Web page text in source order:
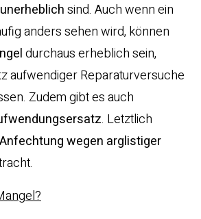
sind. Auch wenn ein
anders sehen wird, können
durchaus erheblich sein,
aufwendiger Reparaturversuche
Zudem gibt es auch
. Letztlich
Anfechtung wegen arglistiger